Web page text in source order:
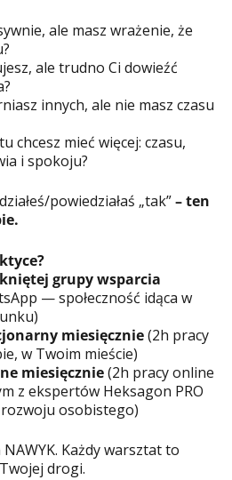
ale masz wrażenie, że
ale trudno Ci dowieźć
innych, ale nie masz czasu
chcesz mieć więcej: czasu,
i spokoju?
powiedziałaś „tak”– ten
grupy wsparcia
— społeczność idąca w
miesięcznie(2h pracy
w Twoim mieście)
miesięcznie(2h pracy online
z ekspertów Heksagon PRO
osobistego)
Każdy warsztat to
Twojej drogi.